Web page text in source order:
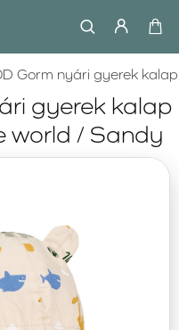
gyerek kalap
world / Sandy
Gorm nyári gyerek